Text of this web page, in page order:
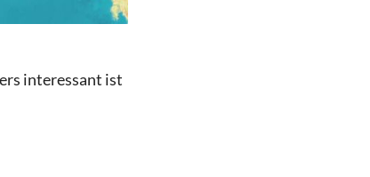
interessant ist